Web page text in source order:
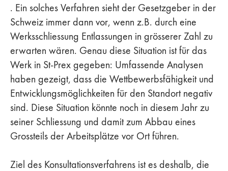
. Ein solches Verfahren sieht der Gesetzgeber in der
Schweiz immer dann vor, wenn z.B. durch eine
Werksschliessung Entlassungen in grösserer Zahl zu
erwarten wären. Genau diese Situation ist für das
Werk in St-Prex gegeben: Umfassende Analysen
haben gezeigt, dass die Wettbewerbsfähigkeit und
Entwicklungsmöglichkeiten für den Standort negativ
sind. Diese Situation könnte noch in diesem Jahr zu
seiner Schliessung und damit zum Abbau eines
Grossteils der Arbeitsplätze vor Ort führen.
Ziel des Konsultationsverfahrens ist es deshalb, die